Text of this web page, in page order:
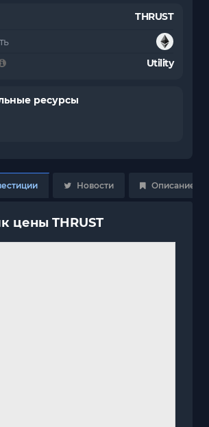
THRUST
Utility
ресурсы
Новости Описание
цены THRUST